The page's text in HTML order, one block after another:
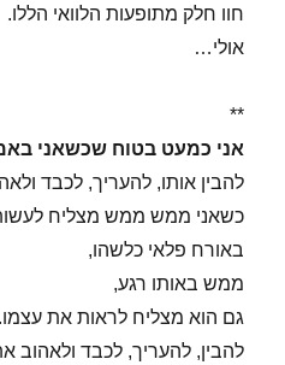
חוו חלק מתופעות הלוואי הללו.
אולי…
**
אני כמעט בטוח שכשאני
להבין אותו, להעריך, לכבד
כשאני ממש ממש מצליח
באורח פלאי כלשהו,
ממש באותו רגע,
גם הוא מצליח לראות את עצמו.
להבין, להעריך, לכבד ולאהוב